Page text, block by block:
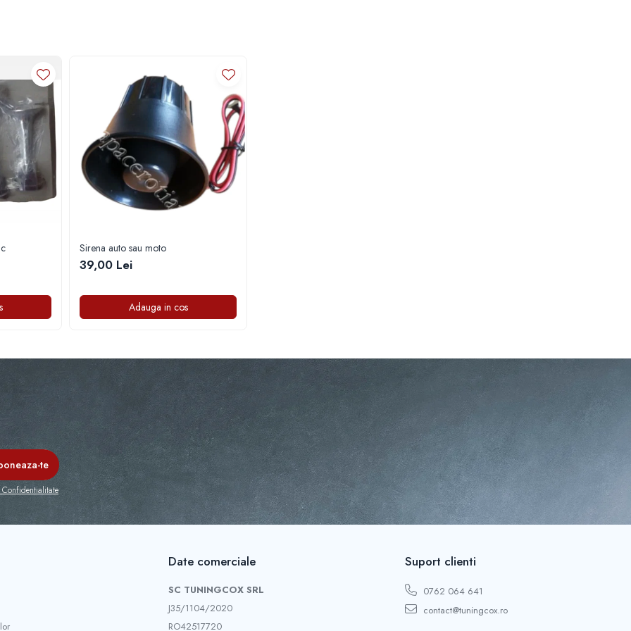
Sirena auto sau moto
39,00 Lei
Adauga in cos
Date comerciale
SC TUNINGCOX SRL
J35/1104/2020
RO42517720
Suport clienti
0762 064 641
contact@tuningcox.ro